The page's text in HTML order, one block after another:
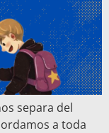
separa del
a toda